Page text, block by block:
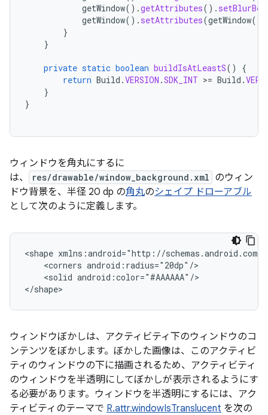
getWindow().getAttributes().
getWindow(). setAttributes(getWindow().
}
}
private static boolean buildIsAtLeastS()
{
return Build .VERSION .SDK_INT >= Build .
}
}
ウィンドウを角丸にするに
は、
res/drawable/window_background.xml のウィン
ドウ背景を、半径 20 dp の角丸のシェイプ ドローアブル
として次のように定義します。
<shape xmlns:android="http://schemas.android.com/
<corners
<solid android:color="#AAAAAA"/>
ウィンドウぼかしは、アクティビティ下のウィンドウのコ
ンテンツをぼかします。ぼかした画像は、このアクティビ
ティのウィンドウの下に描画されるため、アクティビティ
のウィンドウを半透明にしてぼかしが表示されるようにす
る必要があります。ウィンドウを半透明にするには、アク
ティビティのテーマで R.attr.windowIsTranslucent を次の